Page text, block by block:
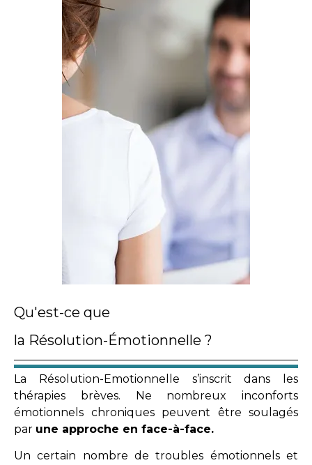
Qu'est-ce que
la Résolution-Émotionnelle ?
La Résolution-Emotionnelle s’inscrit dans les
thérapies brèves. Ne nombreux inconforts
émotionnels chroniques peuvent être soulagés
par une approche en face-à-face.
Un certain nombre de troubles émotionnels et